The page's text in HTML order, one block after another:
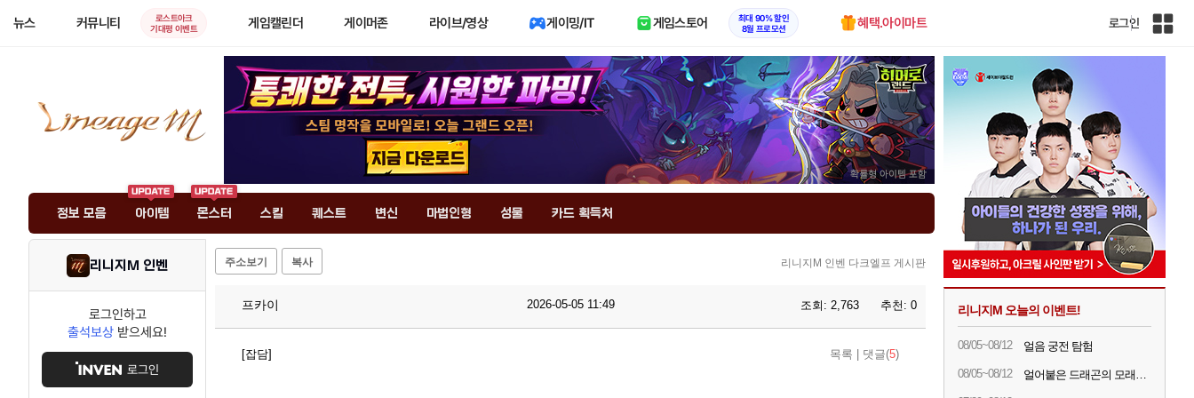
뉴스 커뮤니티
로스트아크
기대평 이벤트
게임캘린더 게이머존 라이브/영상 게이밍/IT 게임스토어
최대 90% 할인
8월 프로모션
혜택.아이마트 로그인
인
정보 모음 아이템 몬스터 스킬 퀘스트 변신 마법인형 성물 카드 획득처
리니지M 인벤
로그인하고
출석보상 받으세요!
로그인
주소보기 복사 리니지M 인벤 다크엘프 게시판
프카이 2026-05-05 11:49 조회: 2,763 추천: 0
[잡담] 목록 댓글(5)
리니지M 오늘의 이벤트!
08/05~08/12 얼음 궁전 탐험
08/05~08/12 얼어붙은 드래곤의 모래시계